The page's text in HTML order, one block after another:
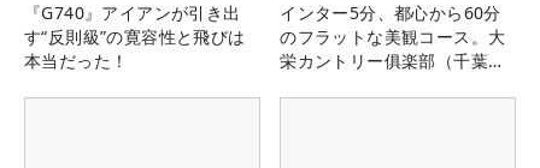
『G740』アイアンが引き出
す“反則級”の寛容性と飛びは
本当だった！
インター5分、都心から60分
のフラットな美観コース。大
栄カントリー俱楽部（千葉